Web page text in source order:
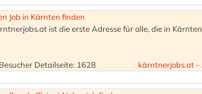
Job in Kärnten finden
ist die erste Adresse für alle, die in
Detailseite: 1628 kärntnerjobs.at -